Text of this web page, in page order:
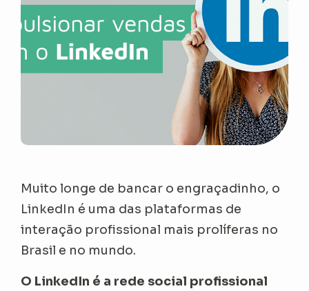
Muito longe de bancar o engraçadinho, o
LinkedIn é uma das plataformas de
interação profissional mais prolíferas no
Brasil e no mundo.
O LinkedIn é a rede social profissional